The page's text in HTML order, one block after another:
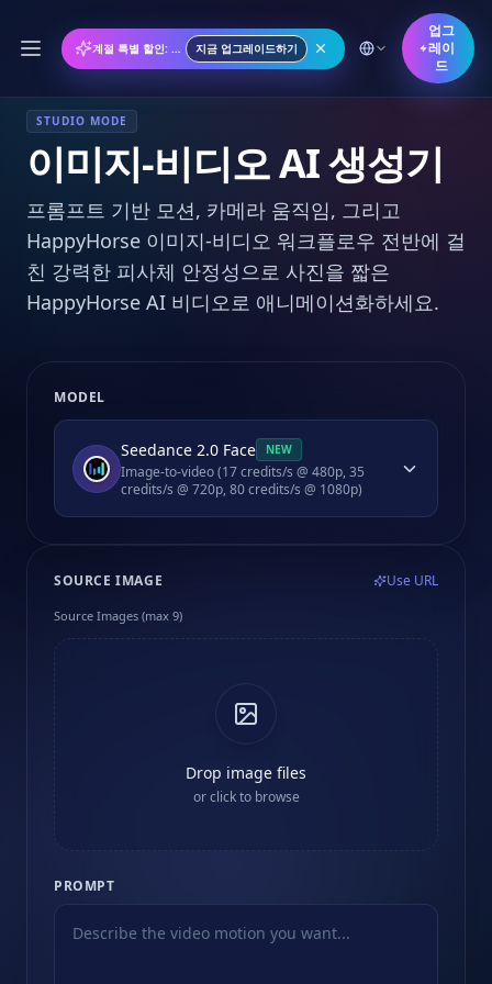
계절 특별 할인: 연간 플랜 50% 할인 지금 업그레이드하기
업그
레이
드
STUDIO MODE
이미지-비디오 AI 생성기
프롬프트 기반 모션, 카메라 움직임, 그리고
HappyHorse 이미지-비디오 워크플로우 전반에 걸
친 강력한 피사체 안정성으로 사진을 짧은
HappyHorse AI 비디오로 애니메이션화하세요.
MODEL
Seedance 2.0 Face NEW
Image-to-video (17 credits/s @ 480p, 35
credits/s @ 720p, 80 credits/s @ 1080p)
SOURCE IMAGE Use URL
Source Images (max 9)
Drop image files
or click to browse
PROMPT